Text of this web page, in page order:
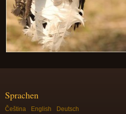
Sprachen
Čeština English Deutsch